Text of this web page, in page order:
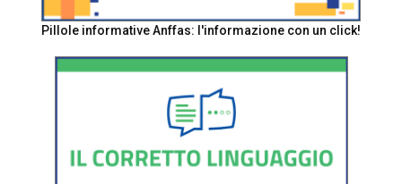
Pillole informative Anffas: l'informazione con un click!